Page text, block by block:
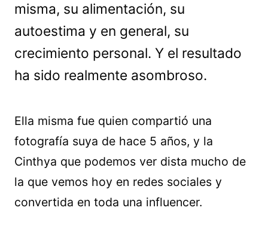
misma, su alimentación, su
autoestima y en general, su
crecimiento personal. Y el resultado
ha sido realmente asombroso.
Ella misma fue quien compartió una
fotografía suya de hace 5 años, y la
Cinthya que podemos ver dista mucho de
la que vemos hoy en redes sociales y
convertida en toda una influencer.